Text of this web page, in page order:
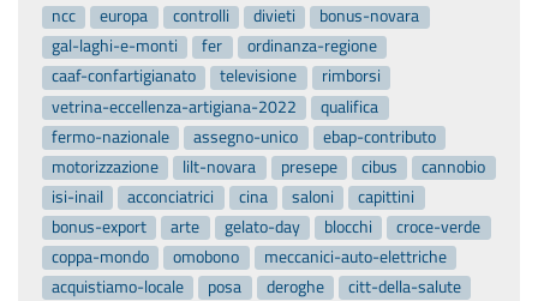
ncc
europa controlli divieti
bonus-novara
gal-laghi-e-monti
fer
ordinanza-regione
caaf-confartigianato
televisione
rimborsi
vetrina-eccellenza-artigiana-2022
qualifica
fermo-nazionale
assegno-unico
ebap-contributo
motorizzazione
lilt-novara presepe cibus
cannobio
isi-inail
acconciatrici cina saloni
capittini
bonus-export
arte gelato-day blocchi
croce-verde
coppa-mondo
omobono
meccanici-auto-elettriche
acquistiamo-locale
posa deroghe
citt-della-salute